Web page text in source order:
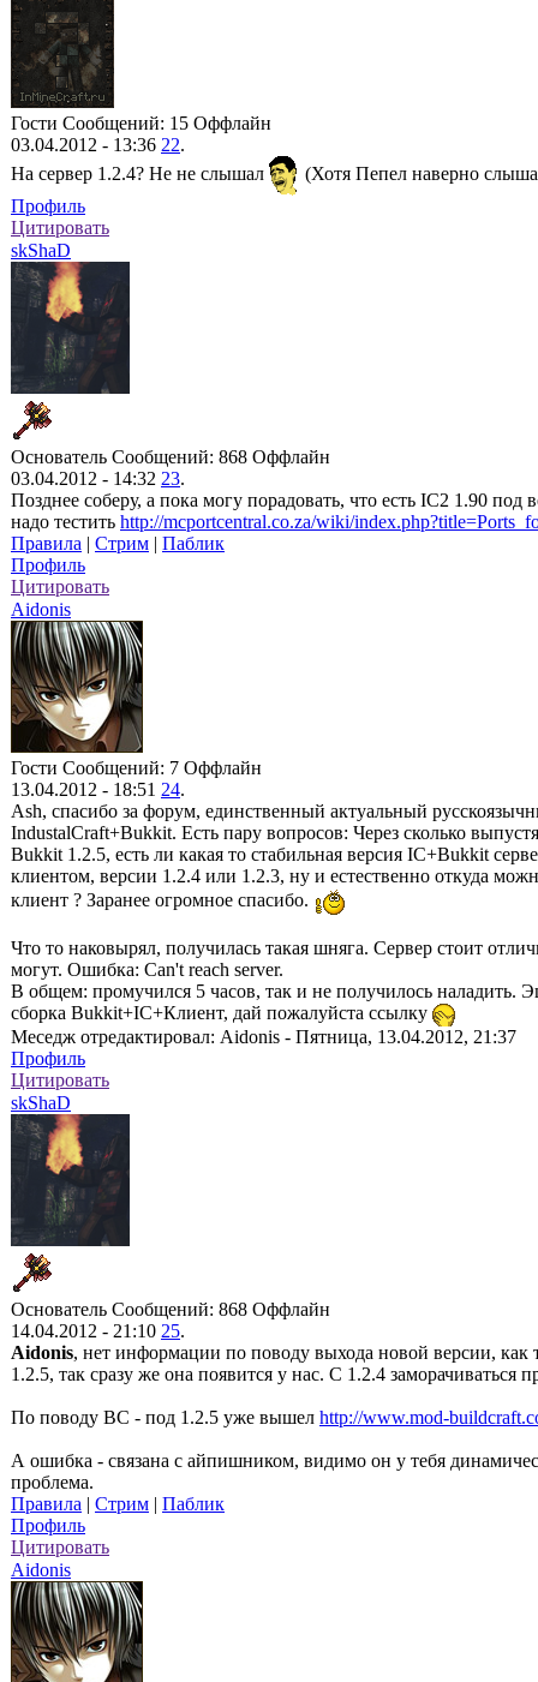
Гости Сообщений: 15 Оффлайн
03.04.2012 - 13:36 22.
На сервер 1.2.4? Не не слышал
(Хотя Пепел наверно
Профиль
Цитировать
skShaD
Основатель Сообщений: 868 Оффлайн
03.04.2012 - 14:32 23.
Позднее соберу, а пока могу порадовать, что есть IC2 1.90 под
надо тестить http://mcportcentral.co.za/wiki/
Правила | Стрим | Паблик
Профиль
Цитировать
Aidonis
Гости Сообщений: 7 Оффлайн
13.04.2012 - 18:51 24.
Ash, спасибо за форум, единственный актуальный
IndustalCraft+Bukkit. Есть пару вопросов: Через сколько
Bukkit 1.2.5, есть ли какая то стабильная версия IC+Bukkit
клиентом, версии 1.2.4 или 1.2.3, ну и естественно откуда
клиент ? Заранее огромное спасибо.
Что то наковырял, получилась такая шняга. Сервер стоит
могут. Ошибка: Can't reach server.
В общем: промучился 5 часов, так и не получилось наладить.
сборка Bukkit+IC+Клиент, дай пожалуйста ссылку
Меседж отредактировал: Aidonis - Пятница, 13.04.2012, 21:37
Профиль
Цитировать
skShaD
Основатель Сообщений: 868 Оффлайн
14.04.2012 - 21:10 25.
Aidonis, нет информации по поводу выхода новой версии, как
1.2.5, так сразу же она появится у нас. С 1.2.4 заморачиваться
По поводу BC - под 1.2.5 уже вышел http://www.mod-
А ошибка - связана с айпишником, видимо он у тебя
проблема.
Правила | Стрим | Паблик
Профиль
Цитировать
Aidonis